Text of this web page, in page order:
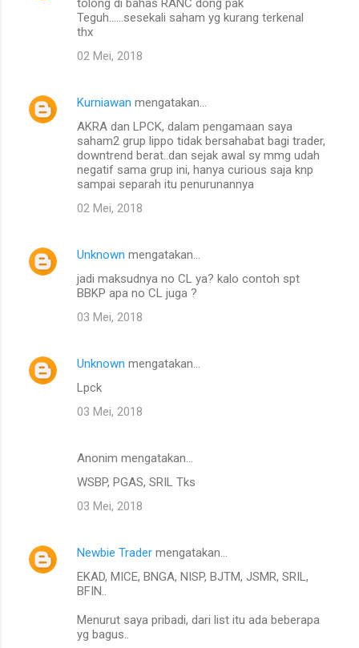
Teguh......sesekali saham yg kurang terkenal
thx
02 Mei, 2018
Kurniawan mengatakan…
AKRA dan LPCK, dalam pengamaan saya
saham2 grup lippo tidak bersahabat bagi trader,
downtrend berat..dan sejak awal sy mmg udah
negatif sama grup ini, hanya curious saja knp
sampai separah itu penurunannya
02 Mei, 2018
Unknown mengatakan…
jadi maksudnya no CL ya? kalo contoh spt
BBKP apa no CL juga ?
03 Mei, 2018
Unknown mengatakan…
Lpck
03 Mei, 2018
Anonim mengatakan…
WSBP, PGAS, SRIL Tks
03 Mei, 2018
Newbie Trader mengatakan…
EKAD, MICE, BNGA, NISP, BJTM, JSMR, SRIL,
BFIN..
Menurut saya pribadi, dari list itu ada beberapa
yg bagus..